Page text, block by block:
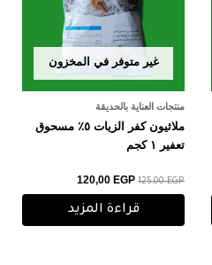
غير متوفر في المخزون
منتجات العناية بالحديقة
ملاثيون كفر الزيات ٥٪ مسحوق
تعفير ١ كجم
125,00EGP
120,00 EGP
قراءة المزيد